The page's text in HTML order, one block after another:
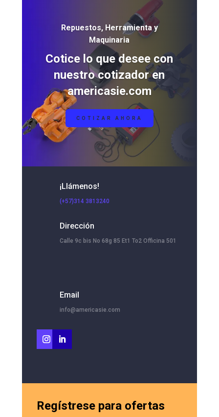
Repuestos, Herramienta y
Maquinaria
Cotice lo que desee con
nuestro cotizador en
americasie.com
COTIZAR AHORA
¡Llámenos!
(+57)314 3813240
Dirección
Calle 9c bis No 68g 85 Et1 To2 Officina 501
Email
info@americasie.com
Regístrese para ofertas